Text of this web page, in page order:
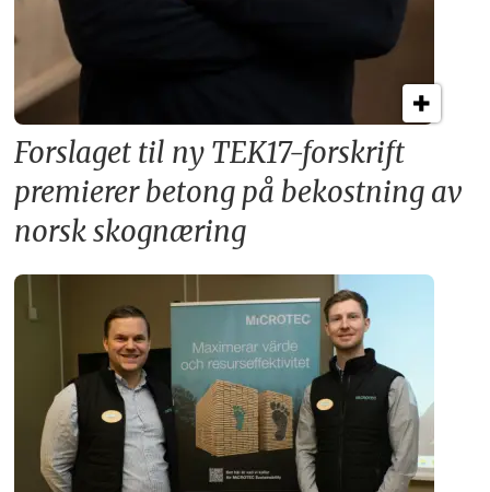
Forslaget til ny TEK17-forskrift
premierer betong på bekostning av
norsk skognæring